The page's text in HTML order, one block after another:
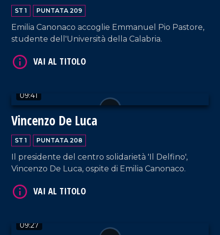
ST 1 PUNTATA 209
Emilia Canonaco accoglie Emmanuel Pio Pastore,
studente dell'Università della Calabria.
09:41
Vincenzo De Luca
ST 1 PUNTATA 208
Il presidente del centro solidarietà 'Il Delfino',
Vincenzo De Luca, ospite di Emilia Canonaco.
09:27
VAI AL TITOLO